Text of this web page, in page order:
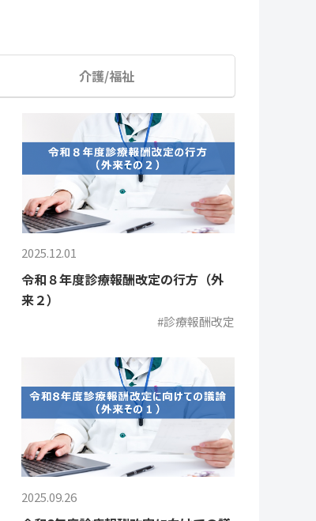
介護/福祉
2025.12.01
令和８年度診療報酬改定の行方（外
来２）
#診療報酬改定
2025.09.26